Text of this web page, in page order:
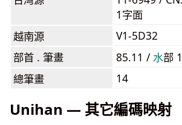
1字面
越南源
V1-5D32
部首 . 筆畫
85.11 /⽔部
總筆畫
14
Unihan — 其它編碼映射